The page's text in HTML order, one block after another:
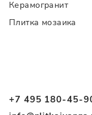
+7 495 180-45-
Керамогранит
Плитка мозаика